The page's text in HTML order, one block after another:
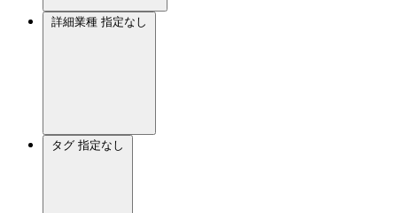
詳細業種 指定なし
タグ 指定なし